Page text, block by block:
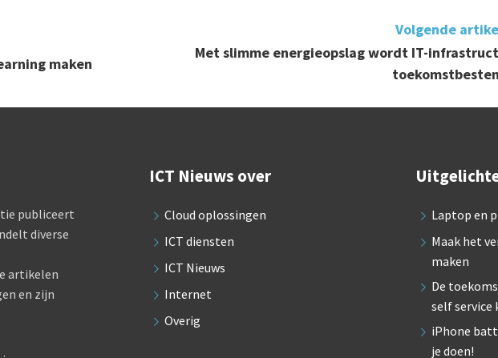
maken
Volgende
Met slimme energieopslag wordt IT-
publiceert
diverse
artikelen
en zijn
ICT Nieuws over
Cloud oplossingen
ICT diensten
ICT Nieuws
Internet
Overig
Laptop en
Maak het
maken
De
self service
iPhone
je doen!